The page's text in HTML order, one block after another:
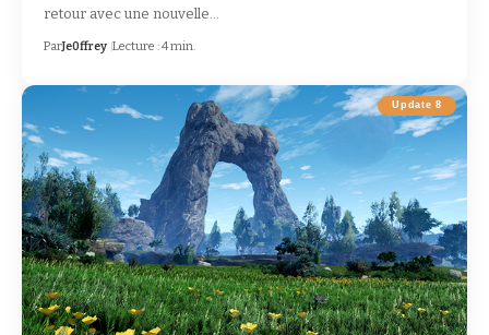
retour avec une nouvelle…
ParJe0ffrey Lecture : 4 min.
Update 8